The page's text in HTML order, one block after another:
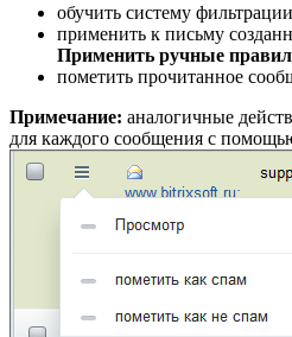
обучить систему
применить к письму
Применить ручные
пометить прочитанное
Примечание: аналогичные
для каждого сообщения с